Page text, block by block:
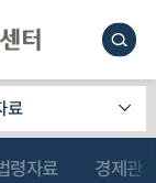
료
령자료 경제관